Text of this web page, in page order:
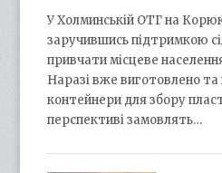
У Холминській ОТГ на
заручившись підтримкою
привчати місцеве
Наразі вже виготовлено та
контейнери для збору
перспективі замовлять…